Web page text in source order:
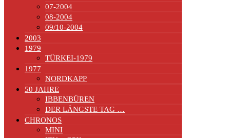
07-2004
08-2004
09/10-2004
2003
1979
TÜRKEI-1979
1977
NORDKAPP
50 JAHRE
IBBENBÜREN
DER LÄNGSTE TAG …
CHRONOS
MINI